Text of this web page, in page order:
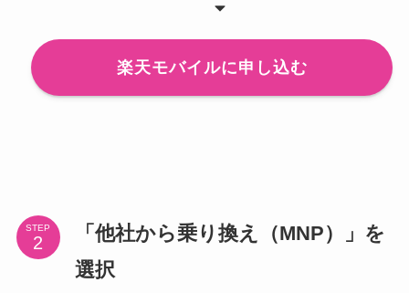
楽天モバイルに申し込む
STEP
「他社から乗り換え（MNP）」を
選択